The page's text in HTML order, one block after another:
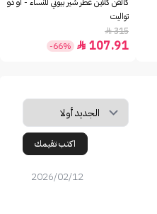
تواليت
315

107.91

-66%
اكتب تقيمك
2026/02/12